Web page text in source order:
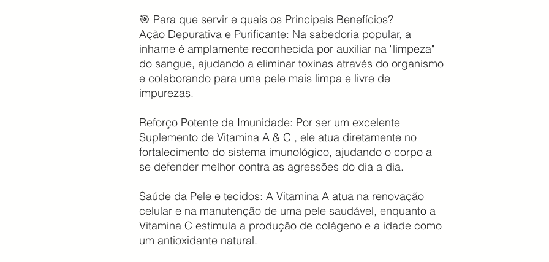
🎯 Para que servir e quais os Principais Benefícios?
Ação Depurativa e Purificante: Na sabedoria popular, a
inhame é amplamente reconhecida por auxiliar na "limpeza"
do sangue, ajudando a eliminar toxinas através do organismo
e colaborando para uma pele mais limpa e livre de
impurezas.
Reforço Potente da Imunidade: Por ser um excelente
Suplemento de Vitamina A & C , ele atua diretamente no
fortalecimento do sistema imunológico, ajudando o corpo a
se defender melhor contra as agressões do dia a dia.
Saúde da Pele e tecidos: A Vitamina A atua na renovação
celular e na manutenção de uma pele saudável, enquanto a
Vitamina C estimula a produção de colágeno e a idade como
um antioxidante natural.